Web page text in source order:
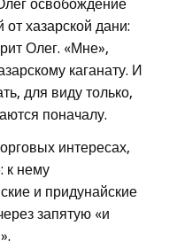
освобождение
хазарской дани:
Олег. «Мне»,
каганату. И
для виду только,
поначалу.
интересах,
к нему
и придунайские
запятую «и